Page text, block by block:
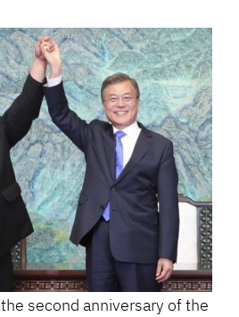
second anniversary of the